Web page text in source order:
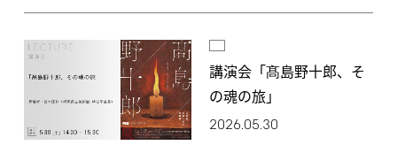
講演会「髙島野十郎、そ
の魂の旅」
2026.05.30